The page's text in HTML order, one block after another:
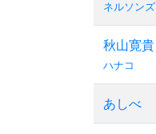
ネルソンズ
秋山寛貴
ハナコ
あしべ